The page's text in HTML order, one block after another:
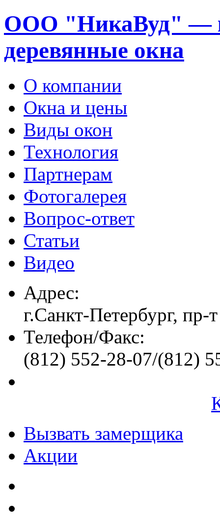
ООО "НикаВуд" —
деревянные окна
О компании
Окна и цены
Виды окон
Технология
Партнерам
Фотогалерея
Вопрос-ответ
Статьи
Видео
Адрес:
г.Санкт-Петербург, пр-
Телефон/Факс:
(812) 552-28-07/(812)
Вызвать замерщика
Акции